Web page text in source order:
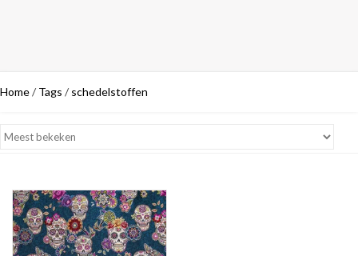
Home/ Tags / schedelstoffen